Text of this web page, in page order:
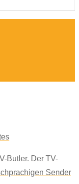
Butler. Der TV-
Sender